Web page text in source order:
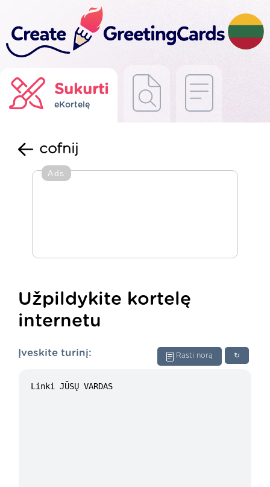
Sukurti
eKortelę
cofnij
Ads
Užpildykite kortelę
internetu
↻
Rasti norą
Įveskite turinį: